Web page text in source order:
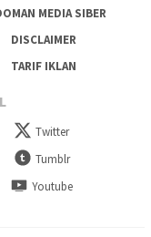
MEDIA SIBER
DISCLAIMER
TARIF IKLAN
Twitter
Tumblr
Youtube